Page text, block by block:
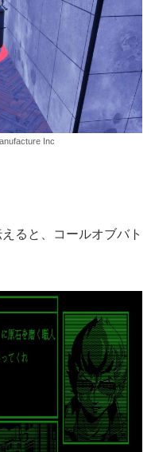
Inc
ると、コールオブバト